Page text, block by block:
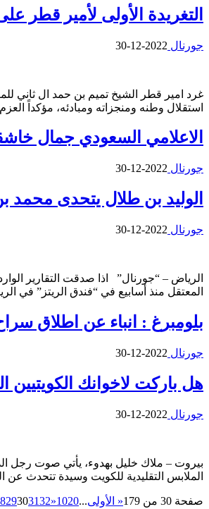
التغريدة الأولى لأمير قطر
جورنال 2022-12-30
استقلال وطنه ومنجزاته ومبادئه، مؤكداً
الاعلامي السعودي جمال
جورنال 2022-12-30
الوليد بن طلال يتحدى محمد
جورنال 2022-12-30
الرياض – “جورنال” اذا صدقت التقارير
المعتقل منذ أسابيع في “فندق الريتز” في
بلومبرغ : انباء عن اطلاق
جورنال 2022-12-30
هل باركت لاخوانك الكويتيين
جورنال 2022-12-30
بيروت – ملاك خليل بهدوء، يأتي صوت رجل
الملابس التقليدية للكويت وسيدة تتحدث عن
صفحة 30 من 179 « الأولى...
1020
«
29303132